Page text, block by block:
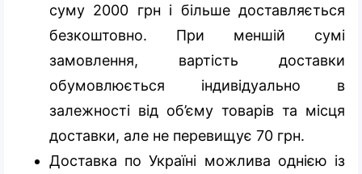
суму 2000 грн і більше доставляється
безкоштовно. При меншій сумі
замовлення, вартість доставки
обумовлюється індивідуально в
залежності від об’єму товарів та місця
доставки, але не перевищує 70 грн.
Доставка по Україні можлива однією із